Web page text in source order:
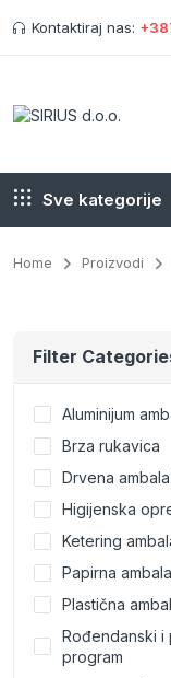
Kontaktiraj nas:
Sve kategorije
Papir za pečenje
Papirne kese
Papirne salvete,
Podmetači,
Ambalaža pulpa
Tanjiri
Home Proizvodi
Filter
Aluminijum
Brza rukavica
Drvena
Higijenska
Ketering
Papirna
Plastična
Rođendanski i
program